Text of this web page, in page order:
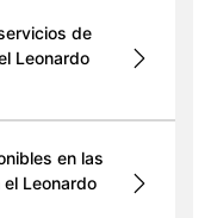
de
Leonardo
en las
Leonardo